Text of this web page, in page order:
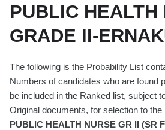
PUBLIC HEALTH
GRADE II-
The following is the Probability List
Numbers of candidates who are found
be included in the Ranked list, subject
Original documents, for selection to the
PUBLIC HEALTH NURSE GR II (SR